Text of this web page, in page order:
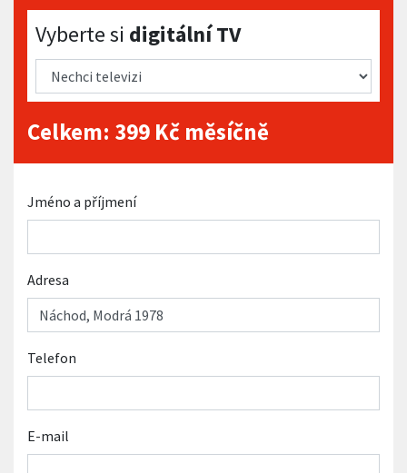
Vyberte si digitální TV
Vyberte si digitální TV
Celkem: 399 Kč měsíčně
Jméno a příjmení
Adresa
Telefon
E-mail